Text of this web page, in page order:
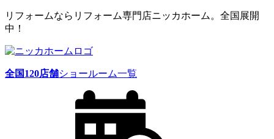
リフォームならリフォーム専門店ニッカホーム。全国展開
中！
全国120店舗ショールーム一覧